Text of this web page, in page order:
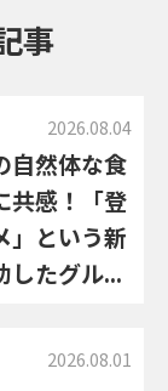
事
2026.08.04
自然体な食
共感！「登
」という新
したグル...
2026.08.01